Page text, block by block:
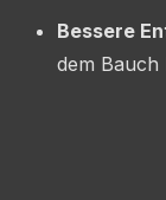
Bessere
dem Bauch